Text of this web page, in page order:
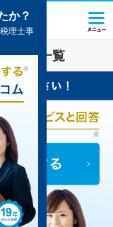
所の一覧
か？
理士事